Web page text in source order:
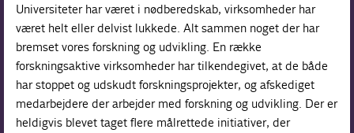
Universiteter har været i nødberedskab, virksomheder har
været helt eller delvist lukkede. Alt sammen noget der har
bremset vores forskning og udvikling. En række
forskningsaktive virksomheder har tilkendegivet, at de både
har stoppet og udskudt forskningsprojekter, og afskediget
medarbejdere der arbejder med forskning og udvikling. Der er
heldigvis blevet taget flere målrettede initiativer, der